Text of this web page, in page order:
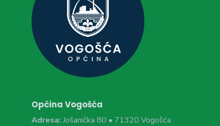
Općina Vogošća
Adresa: Jošanička 80 • 71320 Vogošća